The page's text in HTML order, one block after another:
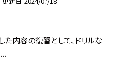
内容の復習として、ドリルな